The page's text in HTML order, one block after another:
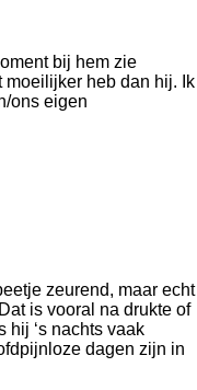
bij hem zie
moeilijker heb dan hij. Ik
ons eigen
zeurend, maar echt
is vooral na drukte of
hij ‘s nachts vaak
dagen zijn in